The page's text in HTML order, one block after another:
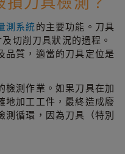
測系統的主要功能。刀具
切削刀具狀況的過程。
品質，適當的刀具定位是
檢測作業。如果刀具在加
地加工工件，最終造成廢
測循環，因為刀具（特別